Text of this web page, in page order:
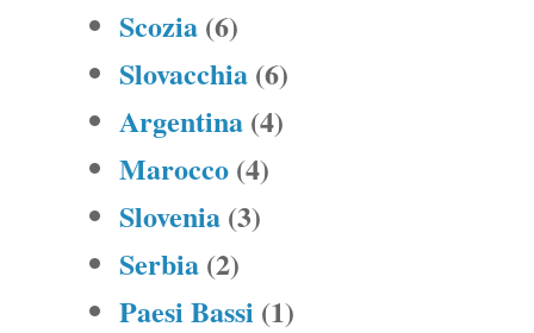
Scozia (6)
Slovacchia (6)
Argentina (4)
Marocco (4)
Slovenia (3)
Serbia (2)
Paesi Bassi (1)